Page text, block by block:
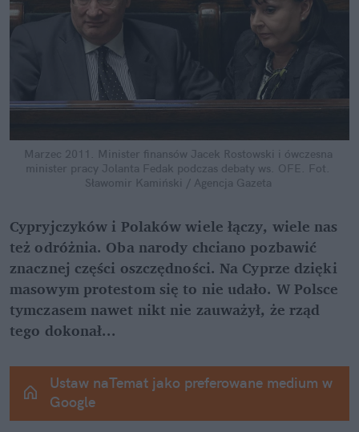
Marzec 2011. Minister finansów Jacek Rostowski i ówczesna
minister pracy Jolanta Fedak podczas debaty ws. OFE. Fot.
Sławomir Kamiński / Agencja Gazeta
Cypryjczyków i Polaków wiele łączy, wiele nas
też odróżnia. Oba narody chciano pozbawić
znacznej części oszczędności. Na Cyprze dzięki
masowym protestom się to nie udało. W Polsce
tymczasem nawet nikt nie zauważył, że rząd
tego dokonał...
Ustaw naTemat jako preferowane medium w
Google